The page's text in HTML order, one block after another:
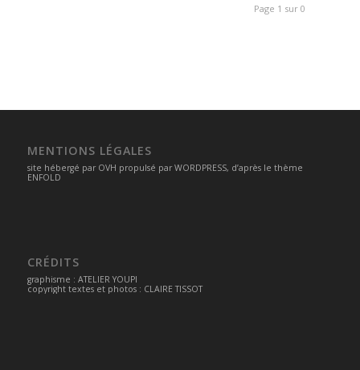
Page 1 sur 0
MENTIONS LÉGALES
site hébergé par OVH propulsé parWORDPRESS, d’après le thème
ENFOLD
CRÉDITS
graphisme : ATELIER YOUPI
copyright textes et photos : CLAIRE TISSOT